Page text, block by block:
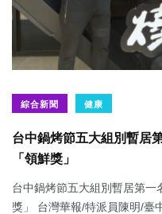
綜合新聞 健康
台中鍋烤節五大組別暫居
「領鮮獎」
台中鍋烤節五大組別暫居第
獎」 台灣華報/特派員陳明/臺